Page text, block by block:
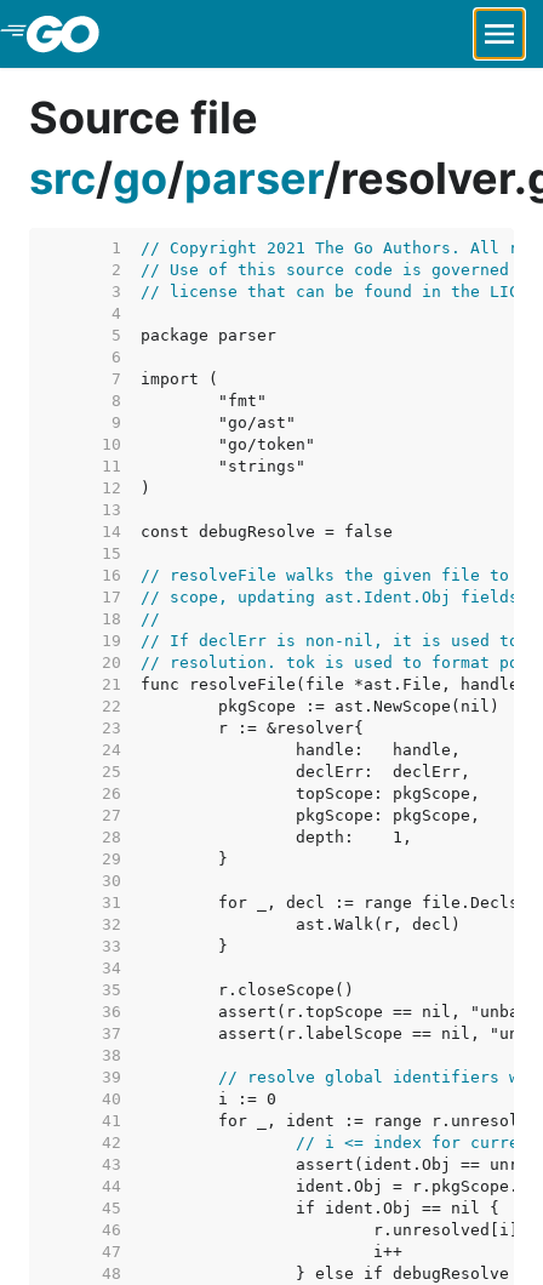
Skip to Main Content
Source file
src/go/parser/
     1
// Copyright 2021 The Go Authors. All
     2
// Use of this source code is governed by
     3
// license that can be found in the
     4
     5
     6
     7
     8
     9
    10
    11
    12
    13
    14
    15
    16
// resolveFile walks the given file to
    17
// scope, updating ast.Ident.Obj fields
    18
//
    19
// If declErr is non-nil, it is used to
    20
// resolution. tok is used to format
    21
    22
    23
    24
    25
    26
    27
    28
    29
    30
    31
    32
    33
    34
    35
    36
    37
    38
    39
// resolve global identifiers
    40
    41
    42
// i <= index for current
    43
    44
ident.Obj =
    45
    46
    47
    48